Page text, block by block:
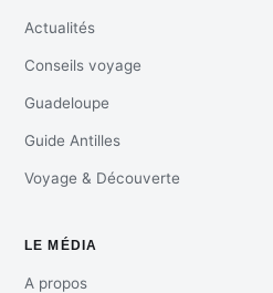
Actualités
Conseils voyage
Guadeloupe
Guide Antilles
Voyage & Découverte
LE MÉDIA
A propos